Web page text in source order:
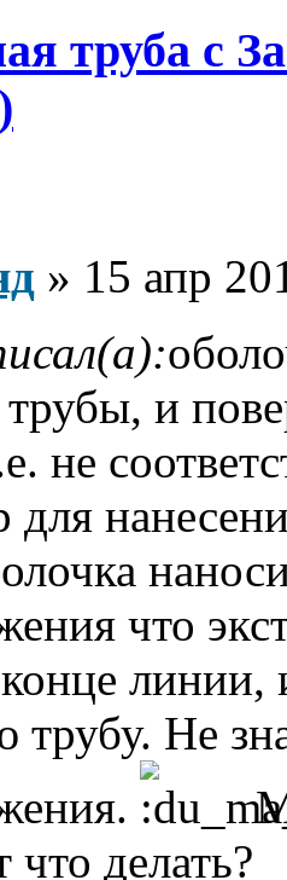
труба с
» 15 апр
и
не
для
что
конце
Не
что делать?